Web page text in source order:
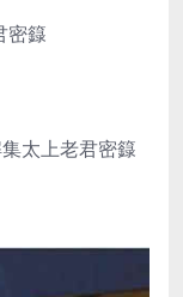
密籙
太上老君密籙